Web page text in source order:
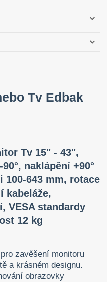
Tv Edbak
Tv 15" - 43",
naklápění +90°
100-643 mm, rotace
kabeláže,
VESA standardy
12 kg
zavěšení monitoru
a krásném designu.
obrazovky